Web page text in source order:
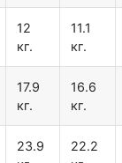
12
кг.
11.1
кг.
17.9
кг.
16.6
кг.
23.9
22.2